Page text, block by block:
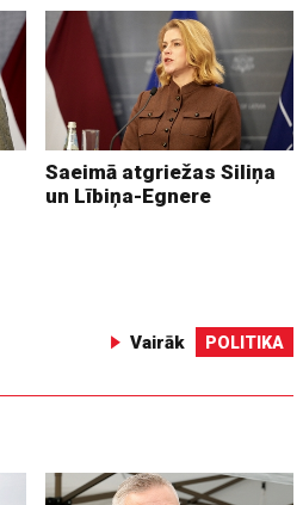
Saeimā atgriežas Siliņa
un Lībiņa-Egnere
Vairāk POLITIKA